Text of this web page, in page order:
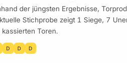
der jüngsten Ergebnisse,
Stichprobe zeigt 1 Siege, 7
Toren.
D D D